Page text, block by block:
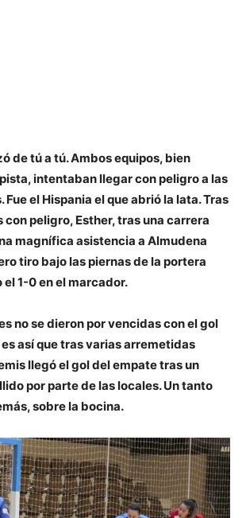
de tú a tú. Ambos equipos, bien
intentaban llegar con peligro a las
Fue el Hispania el que abrió la lata.Tras
con peligro, Esther, tras una carrera
magnífica asistencia a Almudena
tiro bajo las piernas de la portera
1-0 en el marcador.
no se dieron por vencidas con el gol
así que tras varias arremetidas
llegó el gol del empatetras un
por parte de las locales. Un tanto
sobre la bocina.